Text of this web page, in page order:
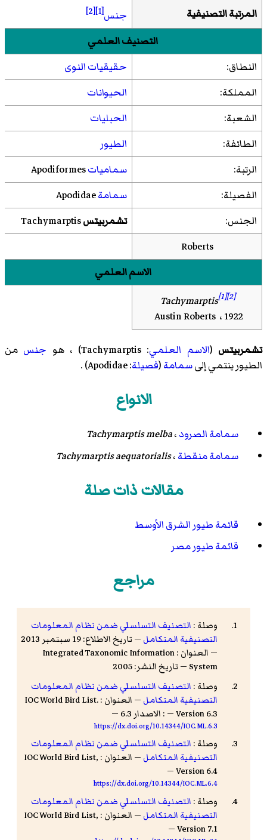
المرتبة التصنيفية جنس[1]
[2]
التصنيف العلمي
النطاق:
حقيقيات النوى
المملكة:
الحيوانات
الشعبة:
الحبليات
الطائفة:
الطيور
الرتبة:
سماميات
الفصيلة:
سمامة
الجنس:
تشمربيتس
Roberts
الاسم العلمي
Tachymarptis[1][2]
Austin Roberts ، 1922
تشمربيتس (الاسم العلمي:
Tachymarptis) ، هو جنس من
الطيور ينتمي إلىسمامة(فصيلة: Apodidae) .
الانواع
سمامة الصرود،Tachymarptis melba
سمامة منقطة،Tachymarptis aequatorialis
مقالات ذات صلة
قائمة طيور الشرق الأوسط
قائمة طيور مصر
مراجع
وصلة : التصنيف التسلسلي ضمن نظام المعلومات
التصنيفية المتكامل
— تاريخ الاطلاع: 19 سبتمبر 2013
— العنوان : Integrated Taxonomic Information
System — تاريخ النشر: 2005
وصلة : التصنيف التسلسلي ضمن نظام المعلومات
التصنيفية المتكامل
— العنوان : IOC World Bird List.
Version 6.3 — : الاصدار 6.3 —
https://dx.doi.org/10.14344/IOC.ML.6.3
وصلة : التصنيف التسلسلي ضمن نظام المعلومات
التصنيفية المتكامل
— العنوان : IOC World Bird List,
Version 6.4 —
https://dx.doi.org/10.14344/IOC.ML.6.4
وصلة : التصنيف التسلسلي ضمن نظام المعلومات
التصنيفية المتكامل
— العنوان : IOC World Bird List,
Version 7.1 —